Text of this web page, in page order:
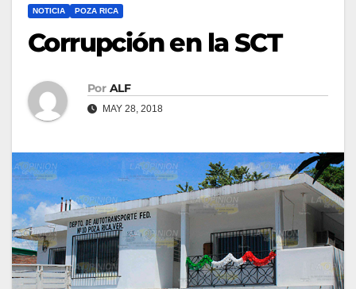
NOTICIA POZA RICA
Corrupción en la SCT
Por ALF
MAY 28, 2018